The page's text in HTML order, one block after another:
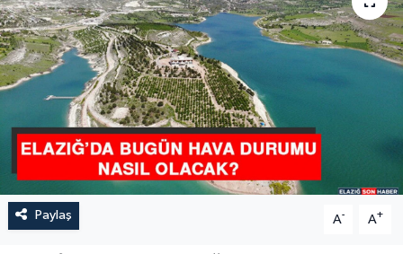
Paylaş A- A+
GENEL
GÜNDEM
HABERDE İNSAN
KÜLTÜR-SANAT
MAGAZİN